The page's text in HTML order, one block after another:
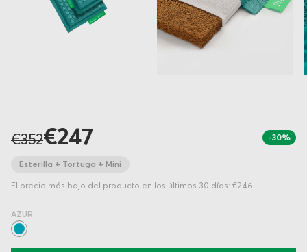
-30%
€352€247
Esterilla + Tortuga + Mini
El precio más bajo del producto en los últimos 30 días: €246
AZUR